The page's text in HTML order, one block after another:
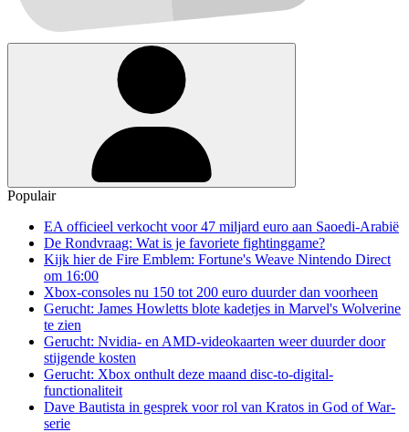
Populair
EA officieel verkocht voor 47 miljard euro aan Saoedi-Arabië
De Rondvraag: Wat is je favoriete fightinggame?
Kijk hier de Fire Emblem: Fortune's Weave Nintendo Direct
om 16:00
Xbox-consoles nu 150 tot 200 euro duurder dan voorheen
Gerucht: James Howletts blote kadetjes in Marvel's Wolverine
te zien
Gerucht: Nvidia- en AMD-videokaarten weer duurder door
stijgende kosten
Gerucht: Xbox onthult deze maand disc-to-digital-
functionaliteit
Dave Bautista in gesprek voor rol van Kratos in God of War-
serie